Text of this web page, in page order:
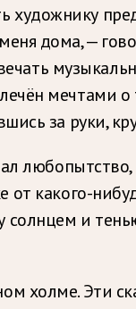
художнику
дома, —
мечтами
за руки,
от какого-
и
холме. Эти